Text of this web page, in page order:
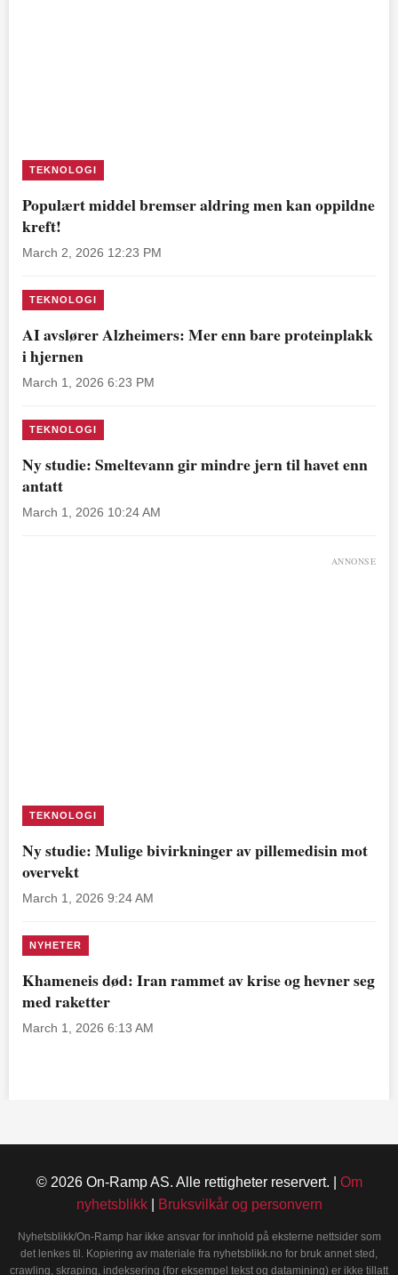
TEKNOLOGI
Populært middel bremser aldring men kan oppildne
kreft!
March 2, 2026 12:23 PM
TEKNOLOGI
AI avslører Alzheimers: Mer enn bare proteinplakk
i hjernen
March 1, 2026 6:23 PM
TEKNOLOGI
Ny studie: Smeltevann gir mindre jern til havet enn
antatt
March 1, 2026 10:24 AM
ANNONSE
TEKNOLOGI
Ny studie: Mulige bivirkninger av pillemedisin mot
overvekt
March 1, 2026 9:24 AM
NYHETER
Khameneis død: Iran rammet av krise og hevner seg
med raketter
March 1, 2026 6:13 AM
© 2026 On-Ramp AS. Alle rettigheter reservert. | Om
nyhetsblikk| Bruksvilkår og personvern
Nyhetsblikk/On-Ramp har ikke ansvar for innhold på eksterne nettsider som
det lenkes til. Kopiering av materiale fra nyhetsblikk.no for bruk annet sted,
crawling, skraping, indeksering (for eksempel tekst og datamining) er ikke tillatt